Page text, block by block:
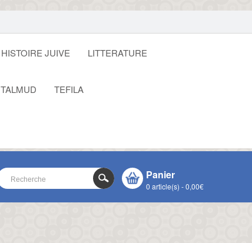
HISTOIRE JUIVE LITTERATURE
TALMUD TEFILA
Panier
0 article(s) - 0,00€